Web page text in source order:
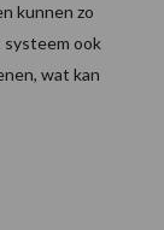
kunnen zo
systeem ook
wat kan